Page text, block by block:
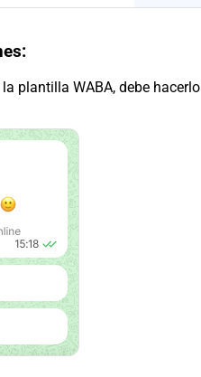
plantilla WABA, debe hacerlo